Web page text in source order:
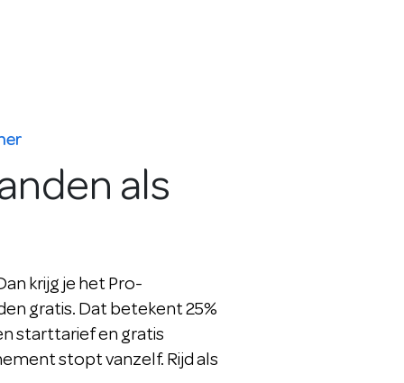
als
krijg je het Pro-
gratis. Dat betekent 25%
starttarief en gratis
stopt vanzelf. Rijd als